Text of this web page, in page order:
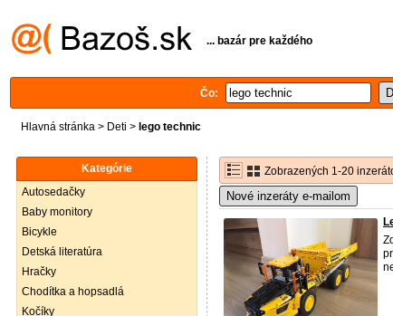
... bazár pre každého
Čo:
Hlavná stránka > Deti > lego technic
Kategórie
Autosedačky
Baby monitory
Bicykle
Detská literatúra
Hračky
Chodítka a hopsadlá
Kočíky
Zobrazených 1-20
Nové inzeráty e-mailom